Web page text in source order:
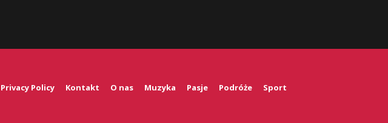
Privacy Policy Kontakt O nas Muzyka Pasje Podróże Sport